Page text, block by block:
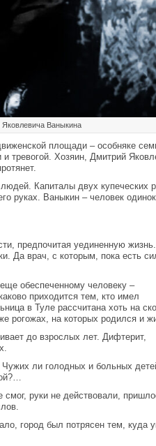
Яковлевича Ваныкина
площади – особняке
тревогой. Хозяин, Дмитрий
Капиталы двух купеческих
руках. Ваныкин – человек
предпочитая уединенную жизнь.
Да врач, с которым, пока есть
обеспеченному человеку –
приходится тем, кто имел
в Туле рассчитана хоть на
рогожах, на которых родился и
до взрослых лет. Дифтерит,
ли голодных и больных
руки не действовали,
город был потрясен тем, куда